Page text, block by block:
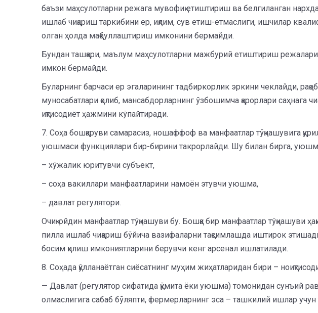
баъзи маҳсулотларни режага мувофиқ етиштириш ва белгиланган
ишлаб чиқариш таркибини ер, иқлим, сув етиш-етмаслиги, ишчилар
олган ҳолда мақбуллаштириш имконини бермайди.
Бундан ташқари, маълум маҳсулотларни мажбурий етиштириш
имкон бермайди.
Буларнинг барчаси ер эгаларининг тадбиркорлик эркини чеклайди,
муносабатлари қолиб, мансабдорларнинг ўзбошимча қарорлари саҳнага
иқтисодиёт ҳажмини кўпайтиради.
7. Соҳа бошқаруви самарасиз, ношаффоф ва манфаатлар тўқнашувига
уюшмаси функциялари бир-бирини такрорлайди. Шу билан бирга,
– хўжалик юритувчи субъект,
– соҳа вакиллари манфаатларини намоён этувчи уюшма,
– давлат регулятори.
Очиқ-ойдин манфаатлар тўқнашуви бу. Бошқа бир манфаатлар тўқнашуви
пилла ишлаб чиқариш бўйича вазифаларни тақсимлашда иштирок
босим қилиш имкониятларини берувчи кенг арсенал ишлатилади.
8. Соҳада қўлланаётган сиёсатнинг муҳим жиҳатларидан бири –
— Давлат (регулятор сифатида қўмита ёки уюшма) томонидан сунъий
олмаслигига сабаб бўляпти, фермерларнинг эса – ташкилий ишлар учун